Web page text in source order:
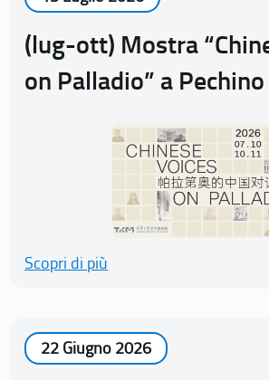
(lug-ott) Mostra
on Palladio” a Pechino
Scopri di più
22 Giugno 2026